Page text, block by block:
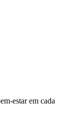
estar em cada